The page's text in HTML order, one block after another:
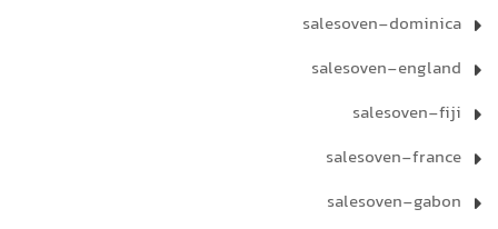
salesoven-dominica
salesoven-england
salesoven-fiji
salesoven-france
salesoven-gabon